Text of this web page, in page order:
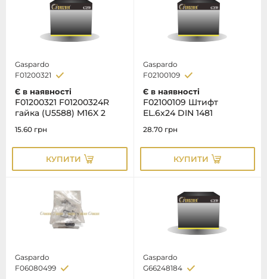
Gaspardo
F01200321
Є в наявності
F01200321 F01200324R
гайка (U5588) M16X 2
15.60 грн
КУПИТИ
Gaspardo
F02100109
Є в наявності
F02100109 Штифт
EL.6x24 DIN 1481
28.70 грн
КУПИТИ
Gaspardo
F06080499
Gaspardo
G66248184